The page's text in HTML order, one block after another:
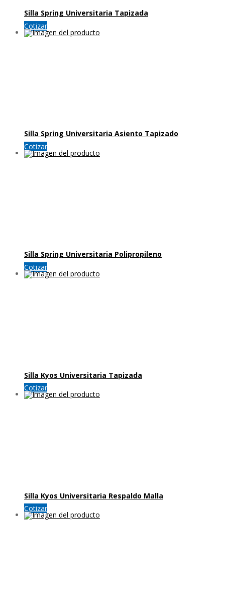
Silla Spring Universitaria Tapizada
Cotizar
Silla Spring Universitaria Asiento Tapizado
Cotizar
Silla Spring Universitaria Polipropileno
Cotizar
Silla Kyos Universitaria Tapizada
Cotizar
Silla Kyos Universitaria Respaldo Malla
Cotizar